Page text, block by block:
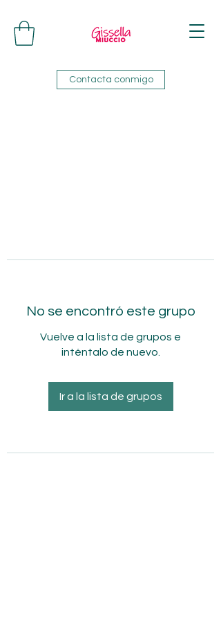
Contacta conmigo
No se encontró este grupo
Vuelve a la lista de grupos e
inténtalo de nuevo.
Ir a la lista de grupos